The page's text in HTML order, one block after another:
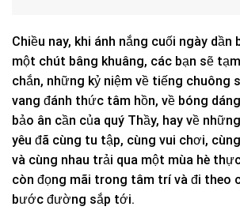
Chiều nay, khi ánh nắng cuối ngày dần
một chút bâng khuâng, các bạn sẽ
chắn, những kỷ niệm về tiếng chuông
vang đánh thức tâm hồn, về bóng
bảo ân cần của quý Thầy, hay về
yêu đã cùng tu tập, cùng vui chơi,
và cùng nhau trải qua một mùa hè
còn đọng mãi trong tâm trí và đi theo
bước đường sắp tới.